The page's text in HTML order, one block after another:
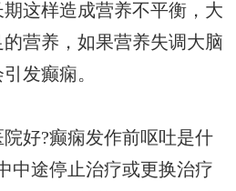
这样造成营养不平衡，大
营养，如果营养失调大脑
发癫痫。
好?癫痫发作前呕吐是什
中途停止治疗或更换治疗